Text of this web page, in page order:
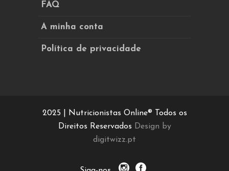
FAQ
A minha conta
Política de privacidade
2025 | Nutricionistas Online® Todos os
Direitos Reservados Design by
digitwizz.pt